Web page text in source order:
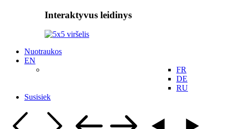
Interaktyvus leidinys
Nuotraukos
EN
FR
DE
RU
Susisiek